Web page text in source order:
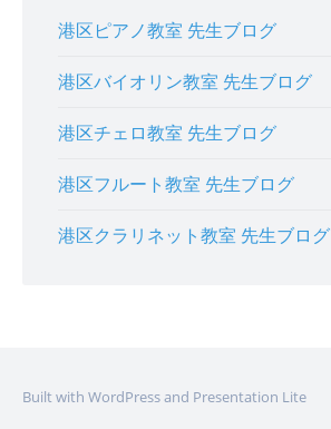
港区ピアノ教室 先生ブログ
港区バイオリン教室 先生ブログ
港区チェロ教室 先生ブログ
港区フルート教室 先生ブログ
港区クラリネット教室 先生ブログ
Built with WordPress and Presentation Lite